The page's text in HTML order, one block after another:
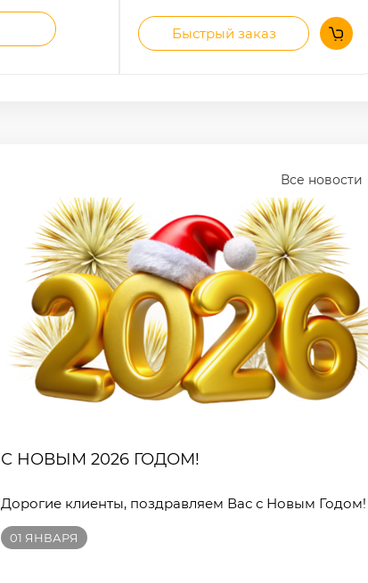
Быстрый заказ
Все новости
С НОВЫМ 2026 ГОДОМ!
Дорогие клиенты, поздравляем Вас с Новым Годом!
01 ЯНВАРЯ